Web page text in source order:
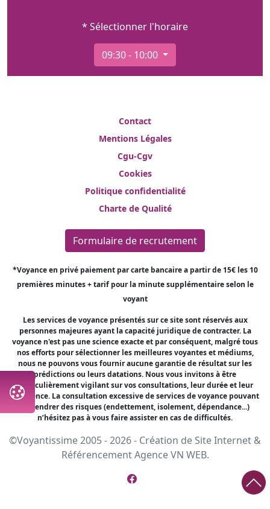
* Sélectionner l'horaire
09:30 - 10:00
Contact
Mentions Légales
Cgu-Cgv
Cookies
Politique confidentialité
Charte de Qualité
Formulaire de recrutement
*Voyance en privé paiement par carte bancaire a partir de 15€ les 10
premières minutes + tarif pour la minute supplémentaire selon le
voyant
Les services de voyance présentés sur ce site sont réservés aux
personnes majeures ayant la capacité juridique de contracter. La
voyance n'est pas une science exacte et par conséquent, malgré tous
nos efforts pour sélectionner les meilleures voyantes et médiums,
nous ne pouvons vous fournir aucune garantie de résultat sur les
prédictions ou leurs datations. Nous vous invitons à être
particulièrement vigilant sur vos consultations, leur durée et leur
fréquence. La consultation excessive de services de voyance pouvant
engendrer des risques (endettement, isolement, dépendance...)
n’hésitez pas à vous faire assister en cas de difficultés.
©Voyantissime 2005 - 2026 - Création de Site Internet &
RéférencementAgence VN WEB.